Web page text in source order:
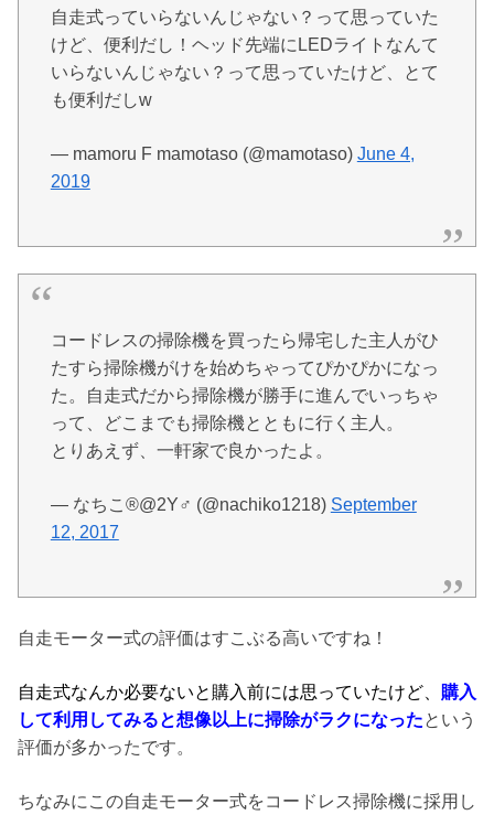
自走式っていらないんじゃない？って思っていた
けど、便利だし！ヘッド先端にLEDライトなんて
いらないんじゃない？って思っていたけど、とて
も便利だしw
— mamoru F mamotaso (@mamotaso) June 4,
2019
コードレスの掃除機を買ったら帰宅した主人がひ
たすら掃除機がけを始めちゃってぴかぴかになっ
た。自走式だから掃除機が勝手に進んでいっちゃ
って、どこまでも掃除機とともに行く主人。
とりあえず、一軒家で良かったよ。
— なちこ®︎@2Y♂ (@nachiko1218) September
12, 2017
自走モーター式の評価はすこぶる高いですね！
自走式なんか必要ないと購入前には思っていたけど、 購入
して利用してみると想像以上に掃除がラクになったという
評価が多かったです。
ちなみにこの自走モーター式をコードレス掃除機に採用し